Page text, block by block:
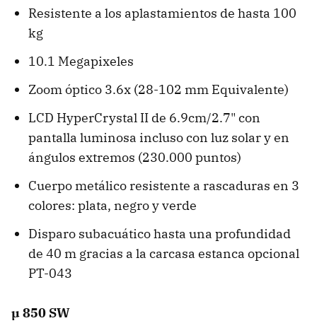
Resistente a los aplastamientos de hasta 100
kg
10.1 Megapixeles
Zoom óptico 3.6x (28-102 mm Equivalente)
LCD HyperCrystal II de 6.9cm/2.7" con
pantalla luminosa incluso con luz solar y en
ángulos extremos (230.000 puntos)
Cuerpo metálico resistente a rascaduras en 3
colores: plata, negro y verde
Disparo subacuático hasta una profundidad
de 40 m gracias a la carcasa estanca opcional
PT-043
µ 850 SW